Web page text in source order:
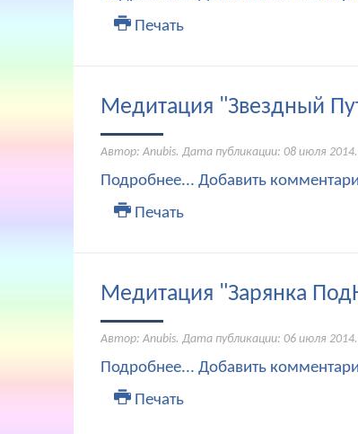
Печать
Медитация "Звездный
Автор: Anubis. Дата публикации: 08 июля 2014
Подробнее... Добавить
Печать
Медитация "Зарянка
Автор: Anubis. Дата публикации: 06 июля 2014
Подробнее... Добавить
Печать